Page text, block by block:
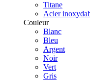
Titane
Acier
Couleur
Blanc
Bleu
Argent
Noir
Vert
Gris